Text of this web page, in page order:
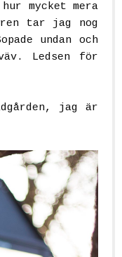
mycket mera
tar jag nog
undan och
Ledsen för
jag är